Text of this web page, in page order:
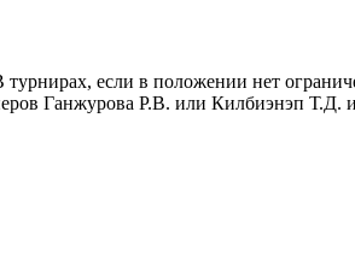
если в положении нет
Ганжурова Р.В. или Килбиэнэп